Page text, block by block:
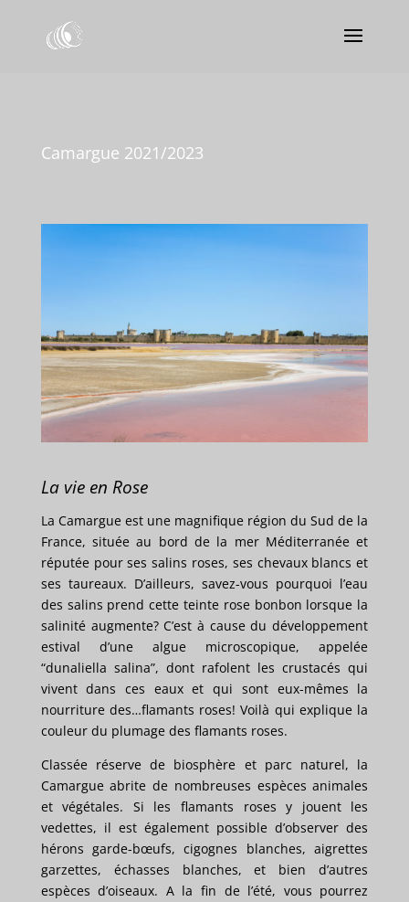
Camargue 2021/2023
La vie en Rose
La Camargue est une magnifique région du Sud de la
France, située au bord de la mer Méditerranée et
réputée pour ses salins roses, ses chevaux blancs et
ses taureaux. D’ailleurs, savez-vous pourquoi l’eau
des salins prend cette teinte rose bonbon lorsque la
salinité augmente? C’est à cause du développement
estival d’une algue microscopique, appelée
“dunaliella salina”, dont rafolent les crustacés qui
vivent dans ces eaux et qui sont eux-mêmes la
nourriture des…flamants roses! Voilà qui explique la
couleur du plumage des flamants roses.
Classée réserve de biosphère et parc naturel, la
Camargue abrite de nombreuses espèces animales
et végétales. Si les flamants roses y jouent les
vedettes, il est également possible d’observer des
hérons garde-bœufs, cigognes blanches, aigrettes
garzettes, échasses blanches, et bien d’autres
espèces d’oiseaux. A la fin de l’été, vous pourrez